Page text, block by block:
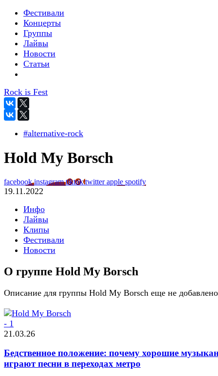
Фестивали
Концерты
Группы
Лайвы
Новости
Статьи
Rock is Fest
#alternative-rock
Hold My Borsch
facebookinstagramtiktoktwitterapple spotify
19.11.2022
Инфо
Лайвы
Клипы
Фестивали
Новости
О группе Hold My Borsch
Описание для группы Hold My Borsch еще не добавлено
21.03.26
Бедственное положение: почему хорошие
играют песни в переходах метро